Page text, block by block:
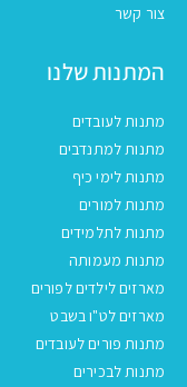
צור קשר
המתנות שלנו
מתנות לעובדים
מתנות למתנדבים
מתנות לימי כיף
מתנות למורים
מתנות לתלמידים
מתנות מעמותה
מארזים לילדים לפורים
מארזים לט"ו בשבט
מתנות פורים לעובדים
מתנות לבכירים